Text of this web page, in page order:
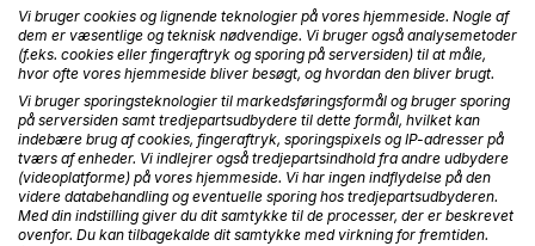
Bogen er en karakteristik af disse fortællinger som de
foreligger oversat til dansk. De er præget af den historiske
tid som de blev til i. Det startede med Tintin som
antikommunistisk helt og som koloniherre i Belgisk Congo,
men allerede fra midten af 1930erne afspejlede
fortællingerne en humanistisk - omend kulturkonservativ -
grundholdning. Tintin blev kastet ud i bekæmpelsen af
globale forbrydersyndikater, våbenhandlere, grådige
oliemagnater, politiske svindlere og den gryende fascisme.
De mange storpolitiske referencer er enestående for
Vi bruger cookies og lignende teknologier på vores hjemmeside. Nogle af
dem er væsentlige og teknisk nødvendige. Vi bruger også analysemetoder
(f.eks. cookies eller fingeraftryk og sporing på serversiden) til at måle,
hvor ofte vores hjemmeside bliver besøgt, og hvordan den bliver brugt.
Vi bruger sporingsteknologier til markedsføringsformål og bruger sporing
på serversiden samt tredjepartsudbydere til dette formål, hvilket kan
indebære brug af cookies, fingeraftryk, sporingspixels og IP-adresser på
tværs af enheder. Vi indlejrer også tredjepartsindhold fra andre udbydere
(videoplatforme) på vores hjemmeside. Vi har ingen indflydelse på den
videre databehandling og eventuelle sporing hos tredjepartsudbyderen.
Med din indstilling giver du dit samtykke til de processer, der er beskrevet
ovenfor. Du kan tilbagekalde dit samtykke med virkning for fremtiden.